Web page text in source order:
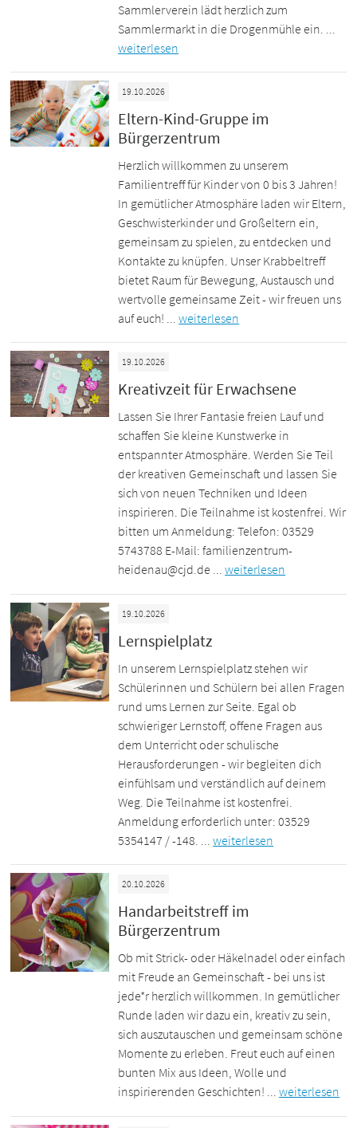
Sammlerverein lädt herzlich zum
Sammlermarkt in die Drogenmühle ein. ...
weiterlesen
19.10.2026
Eltern-Kind-Gruppe im
Bürgerzentrum
Herzlich willkommen zu unserem
Familientreff für Kinder von 0 bis 3 Jahren!
In gemütlicher Atmosphäre laden wir Eltern,
Geschwisterkinder und Großeltern ein,
gemeinsam zu spielen, zu entdecken und
Kontakte zu knüpfen. Unser Krabbeltreff
bietet Raum für Bewegung, Austausch und
wertvolle gemeinsame Zeit - wir freuen uns
auf euch! ...weiterlesen
19.10.2026
Kreativzeit für Erwachsene
Lassen Sie Ihrer Fantasie freien Lauf und
schaffen Sie kleine Kunstwerke in
entspannter Atmosphäre. Werden Sie Teil
der kreativen Gemeinschaft und lassen Sie
sich von neuen Techniken und Ideen
inspirieren. Die Teilnahme ist kostenfrei. Wir
bitten um Anmeldung: Telefon: 03529
5743788 E-Mail: familienzentrum-
heidenau@cjd.de ...weiterlesen
19.10.2026
Lernspielplatz
In unserem Lernspielplatz stehen wir
Schülerinnen und Schülern bei allen Fragen
rund ums Lernen zur Seite. Egal ob
schwieriger Lernstoff, offene Fragen aus
dem Unterricht oder schulische
Herausforderungen - wir begleiten dich
einfühlsam und verständlich auf deinem
Weg. Die Teilnahme ist kostenfrei.
Anmeldung erforderlich unter: 03529
5354147 / -148. ...weiterlesen
20.10.2026
Handarbeitstreff im
Bürgerzentrum
Ob mit Strick- oder Häkelnadel oder einfach
mit Freude an Gemeinschaft - bei uns ist
jede*r herzlich willkommen. In gemütlicher
Runde laden wir dazu ein, kreativ zu sein,
sich auszutauschen und gemeinsam schöne
Momente zu erleben. Freut euch auf einen
bunten Mix aus Ideen, Wolle und
inspirierenden Geschichten! ...weiterlesen